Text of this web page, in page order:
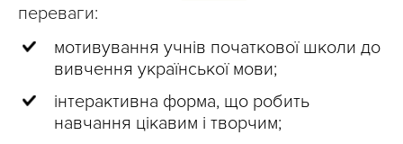
переваги:
мотивування учнів початкової школи до
вивчення української мови;
інтерактивна форма, що робить
навчання цікавим і творчим;